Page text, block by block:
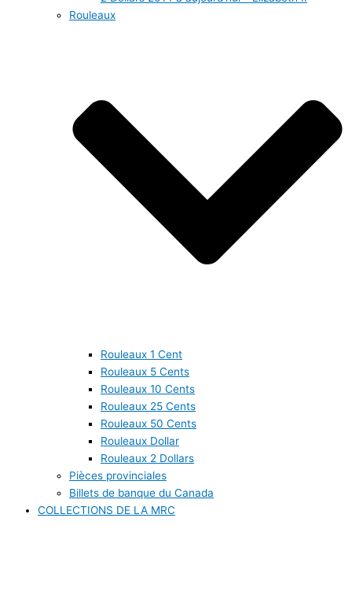
Rouleaux
Rouleaux 1 Cent
Rouleaux 5 Cents
Rouleaux 10 Cents
Rouleaux 25 Cents
Rouleaux 50 Cents
Rouleaux Dollar
Rouleaux 2 Dollars
Pièces provinciales
Billets de banque du Canada
COLLECTIONS DE LA MRC